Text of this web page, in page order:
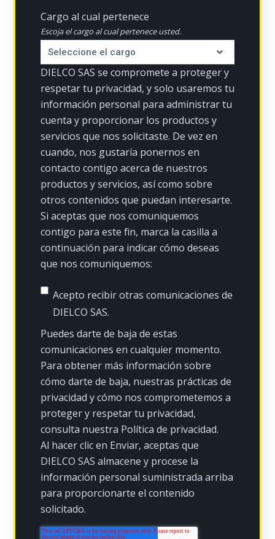
Cargo al cual pertenece
Escoja el cargo al cual pertenece usted.
DIELCO SAS se compromete a proteger y
respetar tu privacidad, y solo usaremos tu
información personal para administrar tu
cuenta y proporcionar los productos y
servicios que nos solicitaste. De vez en
cuando, nos gustaría ponernos en
contacto contigo acerca de nuestros
productos y servicios, así como sobre
otros contenidos que puedan interesarte.
Si aceptas que nos comuniquemos
contigo para este fin, marca la casilla a
continuación para indicar cómo deseas
que nos comuniquemos:
Acepto recibir otras comunicaciones de
DIELCO SAS.
Puedes darte de baja de estas
comunicaciones en cualquier momento.
Para obtener más información sobre
cómo darte de baja, nuestras prácticas de
privacidad y cómo nos comprometemos a
proteger y respetar tu privacidad,
consulta nuestra Política de privacidad.
Al hacer clic en Enviar, aceptas que
DIELCO SAS almacene y procese la
información personal suministrada arriba
para proporcionarte el contenido
solicitado.